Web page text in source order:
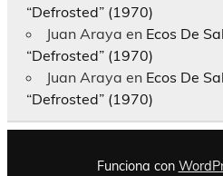
“Defrosted” (1970)
Juan Araya en Ecos De
“Defrosted” (1970)
Juan Araya en Ecos De
“Defrosted” (1970)
Funciona con